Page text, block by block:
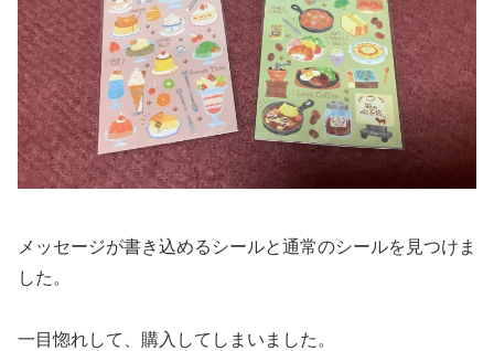
メッセージが書き込めるシールと通常のシールを見つけま
した。
一目惚れして、購入してしまいました。